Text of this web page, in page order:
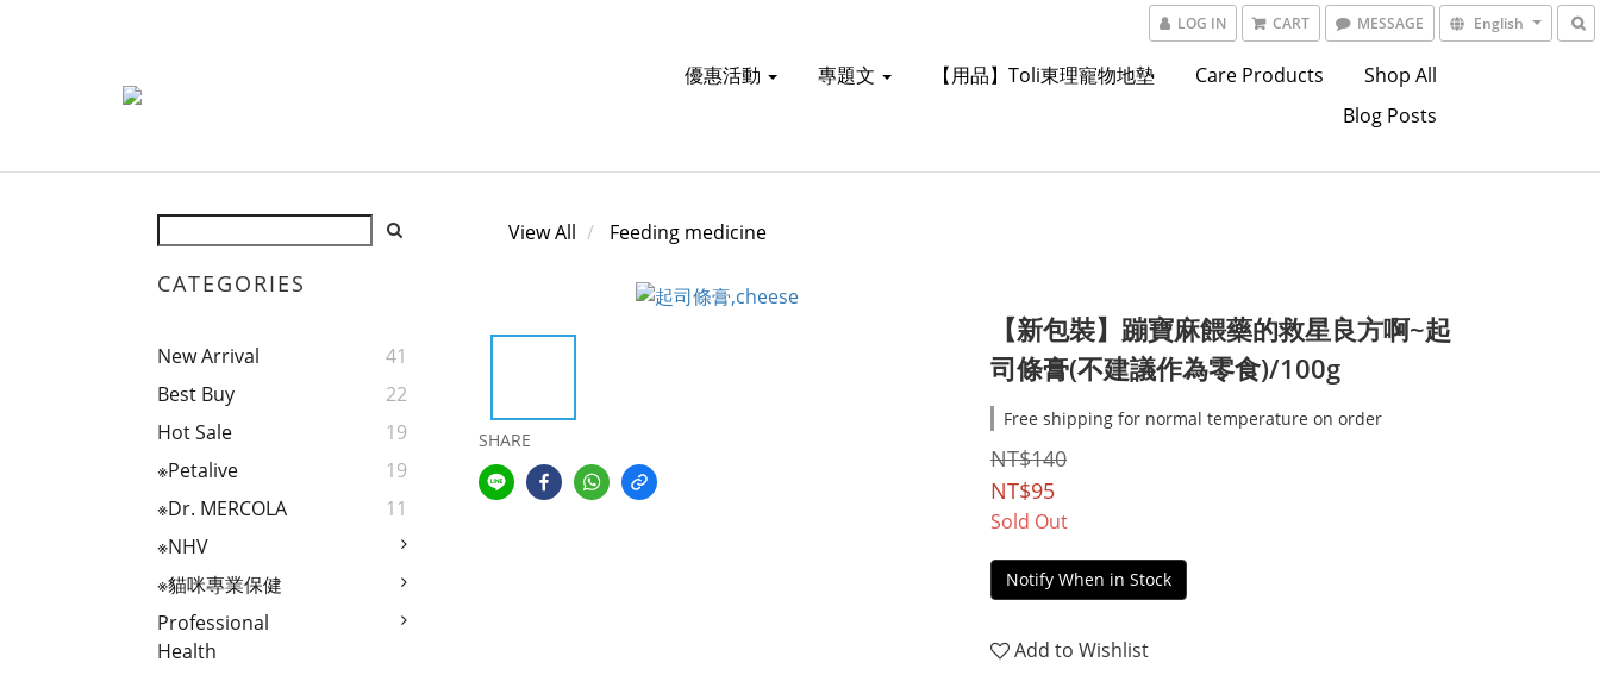
LOG IN CART MESSAGE English
優惠活動 專題文 【用品】Toli東理寵物地墊 Care Products
Shop All
Blog Posts
CATEGORIES
New Arrival
41
Best Buy
22
Hot Sale
19
※Petalive
19
※Dr. MERCOLA
11
※NHV
※貓咪專業保健
Professional
Health
View All Feeding medicine
SHARE
【新包裝】蹦寶麻餵藥的救星良方啊~起
司條膏(不建議作為零食)/100g
Free shipping for normal temperature on order
NT$140
NT$95
Sold Out
Notify When in Stock
Add to Wishlist